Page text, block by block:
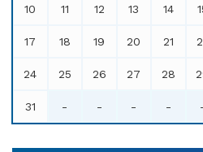
10 11 12 13 14
17 18 19 20 21
24 25 26 27 28
31 - - - -